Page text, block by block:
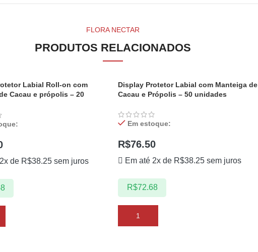
FLORA NECTAR
PRODUTOS RELACIONADOS
Labial Roll-on com
Cacau e própolis – 20
de R$38.25 sem juros
AO CARRINHO
Display Protetor Labial com Manteiga de
Cacau e Própolis – 50 unidades
Em estoque:
R$76.50
Em até 2x de R$38.25 sem juros
R$72.68
ADICIONAR AO CARRINHO